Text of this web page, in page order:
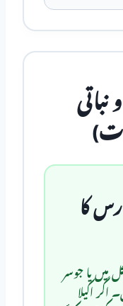
نباتی
رس کا
میں یا جوسر
اکیلا